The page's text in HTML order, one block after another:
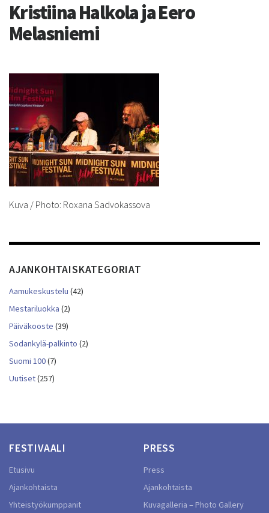
Kristiina Halkola ja Eero
Melasniemi
Kuva / Photo: Roxana Sadvokassova
AJANKOHTAISKATEGORIAT
Aamukeskustelu (42)
Mestariluokka (2)
Päiväkooste (39)
Sodankylä-palkinto (2)
Suomi 100(7)
Uutiset(257)
FESTIVAALI
Etusivu
Ajankohtaista
Yhteistyökumppanit
PRESS
Press
Ajankohtaista
Kuvagalleria – Photo Gallery